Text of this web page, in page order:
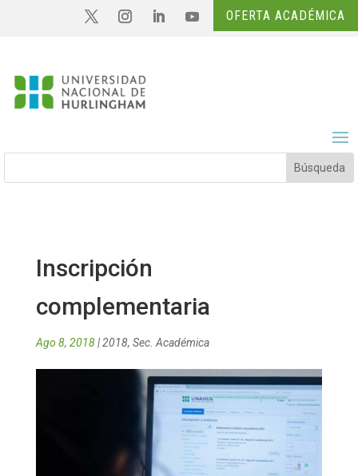
OFERTA ACADÉMICA
Inscripción
complementaria
Ago 8, 2018|2018, Sec. Académica